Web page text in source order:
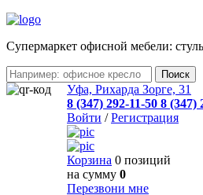
Cупермаркет офисной мебели:
Уфа, Рихарда Зорге, 31
8 (347) 292-11-50 8 (347)
Войти /Регистрация
Корзина 0 позиций
на сумму 0
Перезвони мне